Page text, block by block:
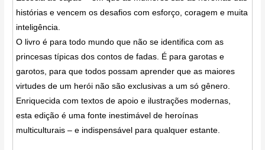
histórias e vencem os desafios com esforço, coragem e muita
inteligência.
O livro é para todo mundo que não se identifica com as
princesas típicas dos contos de fadas. É para garotas e
garotos, para que todos possam aprender que as maiores
virtudes de um herói não são exclusivas a um só gênero.
Enriquecida com textos de apoio e ilustrações modernas,
esta edição é uma fonte inestimável de heroínas
multiculturais – e indispensável para qualquer estante.